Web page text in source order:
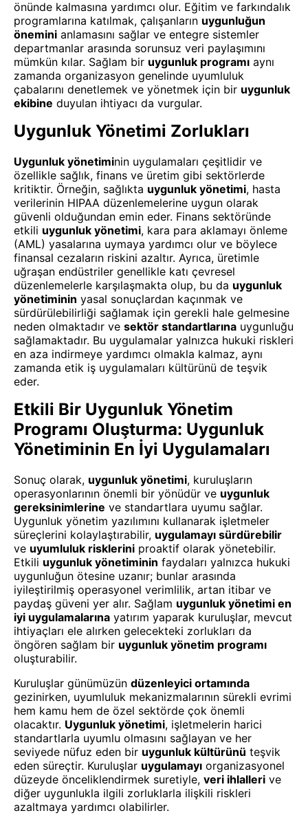
önünde kalmasına yardımcı olur. Eğitim ve farkındalık
programlarına katılmak, çalışanların uygunluğun
önemini anlamasını sağlar ve entegre sistemler
departmanlar arasında sorunsuz veri paylaşımını
mümkün kılar. Sağlam bir uygunluk programı aynı
zamanda organizasyon genelinde uyumluluk
çabalarını denetlemek ve yönetmek için bir uygunluk
ekibine duyulan ihtiyacı da vurgular.
Uygunluk Yönetimi Zorlukları
Uygunluk yönetiminin uygulamaları çeşitlidir ve
özellikle sağlık, finans ve üretim gibi sektörlerde
kritiktir. Örneğin, sağlıkta uygunluk yönetimi, hasta
verilerinin HIPAA düzenlemelerine uygun olarak
güvenli olduğundan emin eder. Finans sektöründe
etkili uygunluk yönetimi, kara para aklamayı önleme
(AML) yasalarına uymaya yardımcı olur ve böylece
finansal cezaların riskini azaltır. Ayrıca, üretimle
uğraşan endüstriler genellikle katı çevresel
düzenlemelerle karşılaşmakta olup, bu da uygunluk
yönetiminin yasal sonuçlardan kaçınmak ve
sürdürülebilirliği sağlamak için gerekli hale gelmesine
neden olmaktadır ve sektör standartlarına uygunluğu
sağlamaktadır. Bu uygulamalar yalnızca hukuki riskleri
en aza indirmeye yardımcı olmakla kalmaz, aynı
zamanda etik iş uygulamaları kültürünü de teşvik
eder.
Etkili Bir Uygunluk Yönetim
Programı Oluşturma: Uygunluk
Yönetiminin En İyi Uygulamaları
Sonuç olarak, uygunluk yönetimi, kuruluşların
operasyonlarının önemli bir yönüdür ve uygunluk
gereksinimlerine ve standartlara uyumu sağlar.
Uygunluk yönetim yazılımını kullanarak işletmeler
süreçlerini kolaylaştırabilir, uygulamayı sürdürebilir
ve uyumluluk risklerini proaktif olarak yönetebilir.
Etkili uygunluk yönetiminin faydaları yalnızca hukuki
uygunluğun ötesine uzanır; bunlar arasında
iyileştirilmiş operasyonel verimlilik, artan itibar ve
paydaş güveni yer alır. Sağlam uygunluk yönetimi en
iyi uygulamalarına yatırım yaparak kuruluşlar, mevcut
ihtiyaçları ele alırken gelecekteki zorlukları da
öngören sağlam bir uygunluk yönetim programı
oluşturabilir.
Kuruluşlar günümüzün düzenleyici ortamında
gezinirken, uyumluluk mekanizmalarının sürekli evrimi
hem kamu hem de özel sektörde çok önemli
olacaktır. Uygunluk yönetimi, işletmelerin harici
standartlarla uyumlu olmasını sağlayan ve her
seviyede nüfuz eden bir uygunluk kültürünü teşvik
eden süreçtir. Kuruluşlar uygulamayı organizasyonel
düzeyde önceliklendirmek suretiyle, veri ihlalleri ve
diğer uygunlukla ilgili zorluklarla ilişkili riskleri
azaltmaya yardımcı olabilirler.